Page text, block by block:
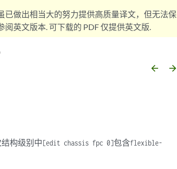
做出相当大的努力提供高质量译文，但无法保
英文版本. 可下载的 PDF 仅提供英文版.
arrow_backward arrow_forward
构级别中[edit chassis fpc 0]包含flexible-